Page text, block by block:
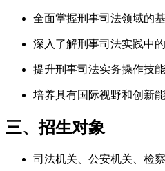
全面掌握刑事司法领域的
深入了解刑事司法实践中
提升刑事司法实务操作技
培养具有国际视野和创新
三、招生对象
司法机关、公安机关、检